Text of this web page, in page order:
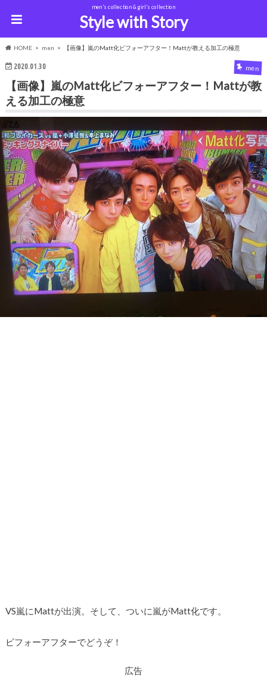
men's collection & girl's collection
Style with Story
HOME men 【画像】嵐のMatt化ビフォーアフター！Mattが教える加工の極意
2020.01.30 men
【画像】嵐のMatt化ビフォーアフター！Mattが教
える加工の極意
VS嵐にMattが出演。そして、ついに嵐がMatt化です。
ビフォーアフターでどうぞ！
広告